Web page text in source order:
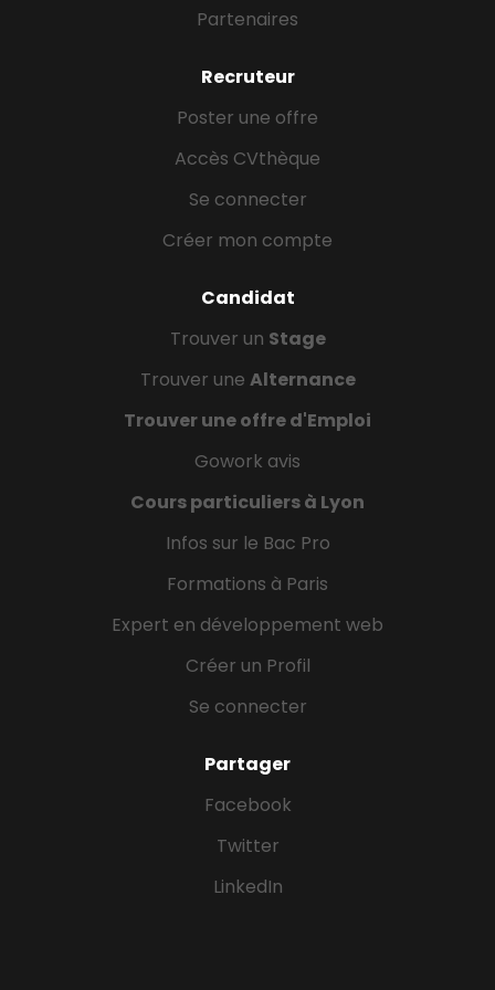
Partenaires
Recruteur
Poster une offre
Accès CVthèque
Se connecter
Créer mon compte
Candidat
Trouver un Stage
Trouver une Alternance
Trouver une offre d'Emploi
Gowork avis
Cours particuliers à Lyon
Infos sur le Bac Pro
Formations à Paris
Expert en développement web
Créer un Profil
Se connecter
Partager
Facebook
Twitter
LinkedIn